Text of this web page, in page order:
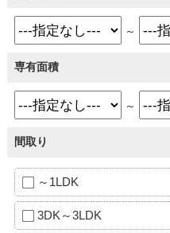
～
専有面積
～
間取り
～1LDK
3DK～3LDK